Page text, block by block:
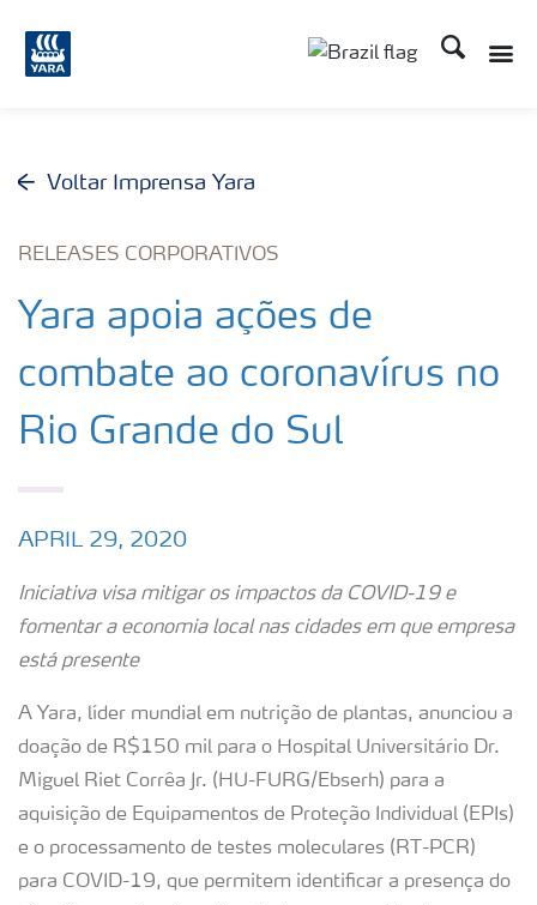
Busca
Voltar Imprensa Yara
RELEASES CORPORATIVOS
Yara apoia ações de
combate ao coronavírus no
Rio Grande do Sul
APRIL 29, 2020
Iniciativa visa mitigar os impactos da COVID-19 e
fomentar a economia local nas cidades em que empresa
está presente
A Yara, líder mundial em nutrição de plantas, anunciou a
doação de R$150 mil para o Hospital Universitário Dr.
Miguel Riet Corrêa Jr. (HU-FURG/Ebserh) para a
aquisição de Equipamentos de Proteção Individual (EPIs)
e o processamento de testes moleculares (RT-PCR)
para COVID-19, que permitem identificar a presença do